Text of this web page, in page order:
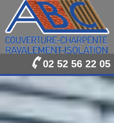
02 52 56 22 05